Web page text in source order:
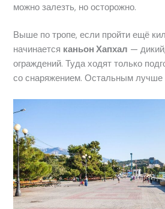
можно залезть, но осторожно.
Выше по тропе, если пройти ещё
начинается каньон Хапхал —
ограждений. Туда ходят только
со снаряжением. Остальным лучше